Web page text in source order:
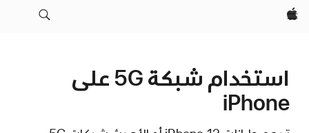
Apple‏
استخدام شبكة 5G على
iPhone